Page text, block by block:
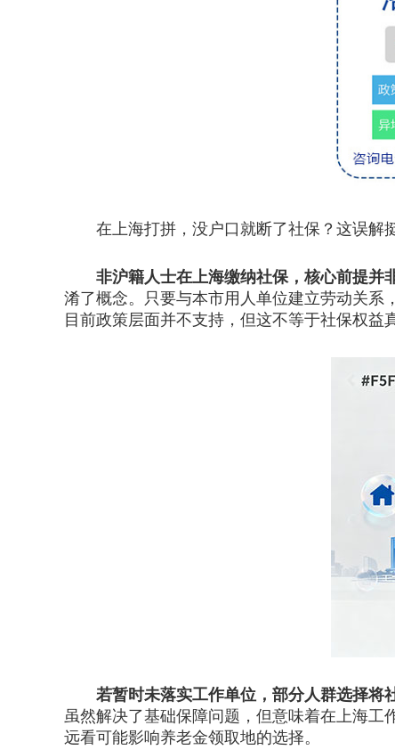
在上海打拼，没户口就断了社保？这误解挺
非沪籍人士在上海缴纳社保，核心前提并
淆了概念。只要与本市用人单位建立劳动关系
目前政策层面并不支持，但这不等于社保权益
若暂时未落实工作单位，部分人群选择将
虽然解决了基础保障问题，但意味着在上海工
远看可能影响养老金领取地的选择。